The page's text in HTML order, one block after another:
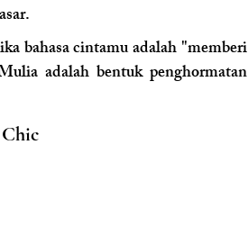
bahasa cintamu adalah "memberi
adalah bentuk penghormatan